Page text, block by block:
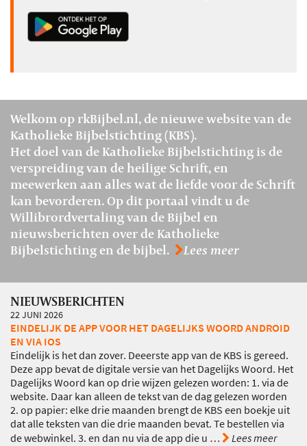
Welkom op rkBijbel.nl, de nieuwe website van de
Katholieke Bijbelstichting (KBS).
Het doel van de Katholieke Bijbelstichting is de
verspreiding van de heilige Schrift, en
meewerken aan alles wat de liefde voor de Schrift
kan bevorderen. Op dit portaal vindt u de
Willibrordvertaling van de Bijbel en
nieuwsberichten over de Katholieke
Bijbelstichting en de bijbel.
Lees meer
NIEUWSBERICHTEN
22 JUNI 2026
EINDELIJK DE APP VOOR HET DAGELIJKS WOORD ANDROID
EN VIA IOS
Eindelijk is het dan zover. Deeerste app van de KBS is gereed.
Deze app bevat de digitale versie van het Dagelijks Woord. Het
Dagelijks Woord kan op drie wijzen gelezen worden: 1. via de
website. Daar kan alleen de tekst van de dag gelezen worden
2. op papier: elke drie maanden brengt de KBS een boekje uit
dat alle teksten van die drie maanden bevat. Te bestellen via
de webwinkel. 3. en dan nu via de app die u … Lees meer